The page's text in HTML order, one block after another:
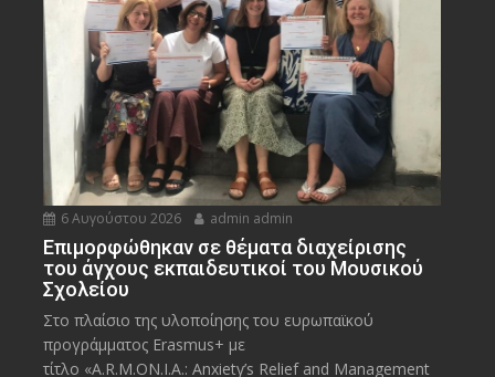
6 Αυγούστου 2026 admin admin
Eπιμορφώθηκαν σε θέματα διαχείρισης
του άγχους εκπαιδευτικοί του Μουσικού
Σχολείου
Στο πλαίσιο της υλοποίησης του ευρωπαϊκού
προγράμματος Erasmus+ με
τίτλο «A.R.M.ON.I.A.: Anxiety’s Relief and Management